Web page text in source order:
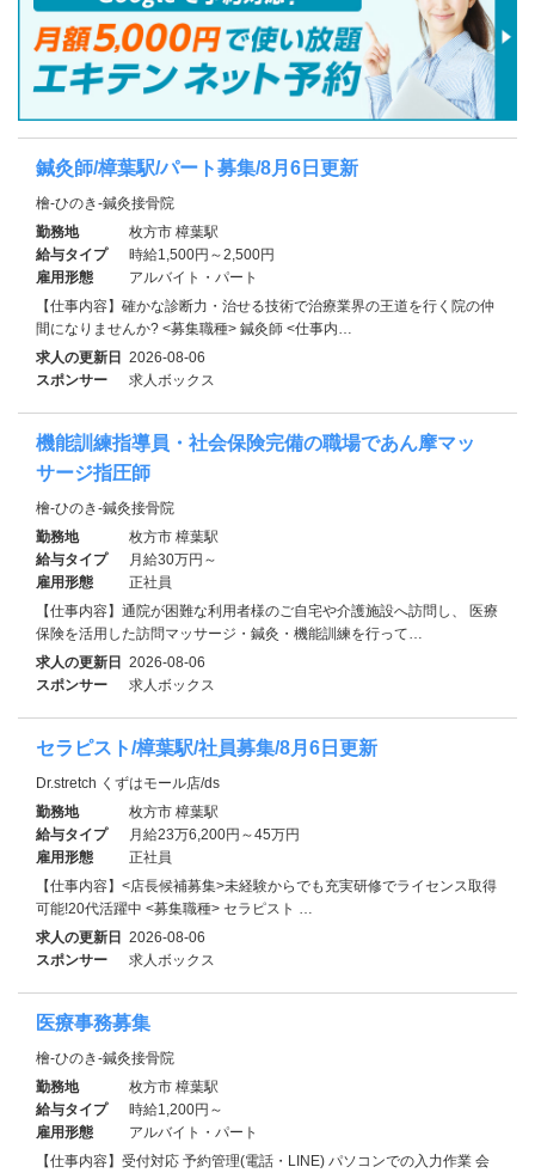
鍼灸師/樟葉駅/パート募集/8月6日更新
檜-ひのき-鍼灸接骨院
勤務地
枚方市 樟葉駅
給与タイプ
時給1,500円～2,500円
雇用形態
アルバイト・パート
【仕事内容】確かな診断力・治せる技術で治療業界の王道を行く院の仲
間になりませんか? <募集職種> 鍼灸師 <仕事内…
求人の更新日 2026-08-06
スポンサー
求人ボックス
機能訓練指導員・社会保険完備の職場であん摩マッ
サージ指圧師
檜-ひのき-鍼灸接骨院
勤務地
枚方市 樟葉駅
給与タイプ
月給30万円～
雇用形態
正社員
【仕事内容】通院が困難な利用者様のご自宅や介護施設へ訪問し、 医療
保険を活用した訪問マッサージ・鍼灸・機能訓練を行って…
求人の更新日 2026-08-06
スポンサー
求人ボックス
セラピスト/樟葉駅/社員募集/8月6日更新
Dr.stretch くずはモール店/ds
勤務地
枚方市 樟葉駅
給与タイプ
月給23万6,200円～45万円
雇用形態
正社員
【仕事内容】<店長候補募集>未経験からでも充実研修でライセンス取得
可能!20代活躍中 <募集職種> セラピスト …
求人の更新日 2026-08-06
スポンサー
求人ボックス
医療事務募集
檜-ひのき-鍼灸接骨院
勤務地
枚方市 樟葉駅
給与タイプ
時給1,200円～
雇用形態
アルバイト・パート
【仕事内容】受付対応 予約管理(電話・LINE) パソコンでの入力作業 会